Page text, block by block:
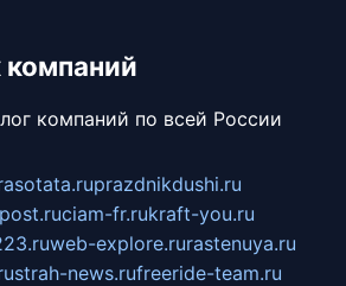
компаний по всей России
prazdnikdushi.ru
ciam-fr.rukraft-you.ru
web-explore.rurastenuya.ru
strah-news.rufreeride-team.ru